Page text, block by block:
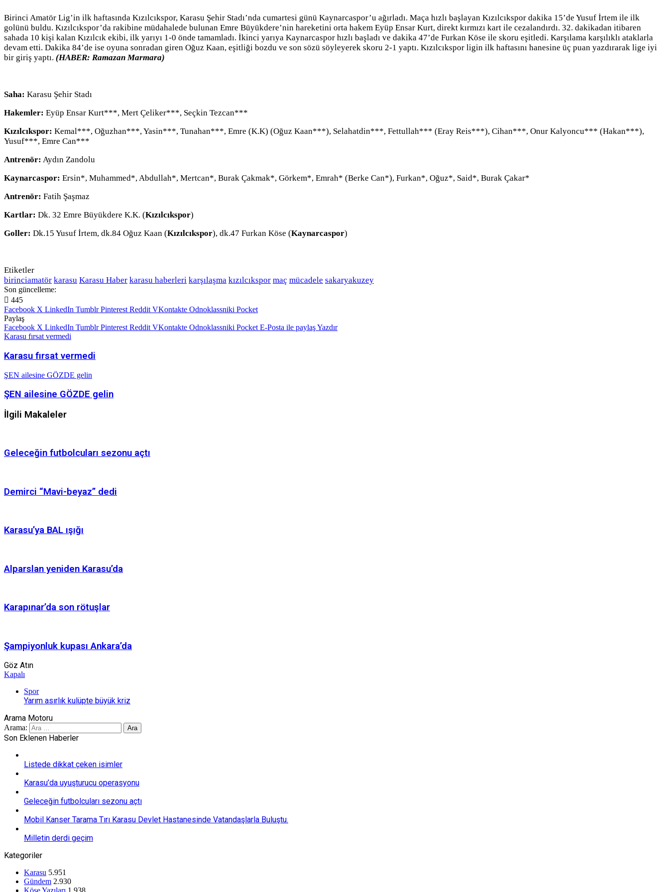
Birinci Amatör Lig’in ilk haftasında Kızılcıkspor, Karasu Şehir Stadı’nda cumartesi günü Kaynarcaspor’u ağırladı. Maça hızlı başlayan Kızılcıkspor dakika 15’de Yusuf İrtem ile ilk
golünü buldu. Kızılcıkspor’da rakibine müdahalede bulunan Emre Büyükdere’nin hareketini orta hakem Eyüp Ensar Kurt, direkt kırmızı kart ile cezalandırdı. 32. dakikadan itibaren
sahada 10 kişi kalan Kızılcık ekibi, ilk yarıyı 1-0 önde tamamladı. İkinci yarıya Kaynarcaspor hızlı başladı ve dakika 47’de Furkan Köse ile skoru eşitledi. Karşılama karşılıklı ataklarla
devam etti. Dakika 84’de ise oyuna sonradan giren Oğuz Kaan, eşitliği bozdu ve son sözü söyleyerek skoru 2-1 yaptı. Kızılcıkspor ligin ilk haftasını hanesine üç puan yazdırarak lige iyi
bir giriş yaptı. (HABER: Ramazan Marmara)
Saha: Karasu Şehir Stadı
Hakemler: Eyüp Ensar Kurt***, Mert Çeliker***, Seçkin Tezcan***
Kızılcıkspor: Kemal***, Oğuzhan***, Yasin***, Tunahan***, Emre (K.K) (Oğuz Kaan***), Selahatdin***, Fettullah*** (Eray Reis***), Cihan***, Onur Kalyoncu*** (Hakan***),
Yusuf***, Emre Can***
Antrenör: Aydın Zandolu
Kaynarcaspor: Ersin*, Muhammed*, Abdullah*, Mertcan*, Burak Çakmak*, Görkem*, Emrah* (Berke Can*), Furkan*, Oğuz*, Said*, Burak Çakar*
Antrenör: Fatih Şaşmaz
Kartlar: Dk. 32 Emre Büyükdere K.K. (Kızılcıkspor)
Goller: Dk.15 Yusuf İrtem, dk.84 Oğuz Kaan (Kızılcıkspor), dk.47 Furkan Köse (Kaynarcaspor)
Etiketler
birinciamatör karasu Karasu Haber karasu haberleri karşılaşma kızılcıkspor maç mücadele sakaryakuzey
Son güncelleme:
445
Facebook X LinkedIn Tumblr Pinterest Reddit VKontakte Odnoklassniki Pocket
Paylaş
Facebook X LinkedIn Tumblr Pinterest Reddit VKontakte Odnoklassniki Pocket E-Posta ile paylaşYazdır
Karasu fırsat vermedi
Karasu fırsat vermedi
ŞEN ailesine GÖZDE gelin
ŞEN ailesine GÖZDE gelin
İlgili Makaleler
Geleceğin futbolcuları sezonu açtı
Demirci “Mavi-beyaz” dedi
Karasu’ya BAL ışığı
Alparslan yeniden Karasu’da
Karapınar’da son rötuşlar
Şampiyonluk kupası Ankara’da
Göz Atın
Kapalı
Spor
Yarım asırlık kulüpte büyük kriz
Arama Motoru
Arama:
Son Eklenen Haberler
Listede dikkat çeken isimler
Karasu’da uyuşturucu operasyonu
Geleceğin futbolcuları sezonu açtı
Mobil Kanser Tarama Tırı Karasu Devlet Hastanesinde Vatandaşlarla Buluştu.
Milletin derdi geçim
Kategoriler
Karasu 5.951
Gündem 2.930